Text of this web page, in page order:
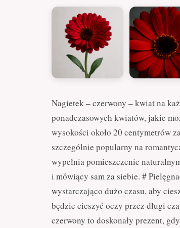
Nagietek – czerwony – kwiat na
ponadczasowych kwiatów, jakie
wysokości około 20 centymetrów
szczególnie popularny na
wypełnia pomieszczenie
i mówiący sam za siebie. #
wystarczająco dużo czasu, aby
będzie cieszyć oczy przez długi
czerwony to doskonały prezent,